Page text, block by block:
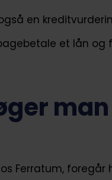
en
et lån og
Ferratum, foregår